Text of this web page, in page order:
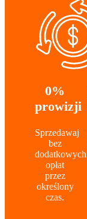
0%
prowizji
Sprzedawaj
bez
dodatkowych
opłat
przez
określony
czas.